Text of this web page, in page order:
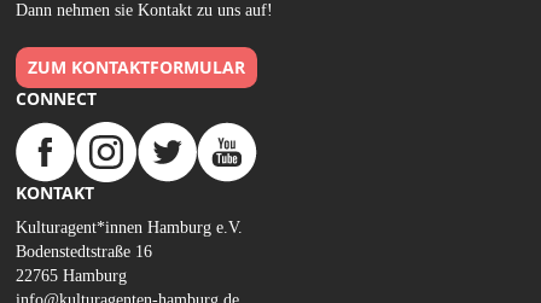
Dann nehmen sie Kontakt zu uns auf!
ZUM KONTAKTFORMULAR
CONNECT
KONTAKT
Kulturagent*innen Hamburg e.V.
Bodenstedtstraße 16
22765 Hamburg